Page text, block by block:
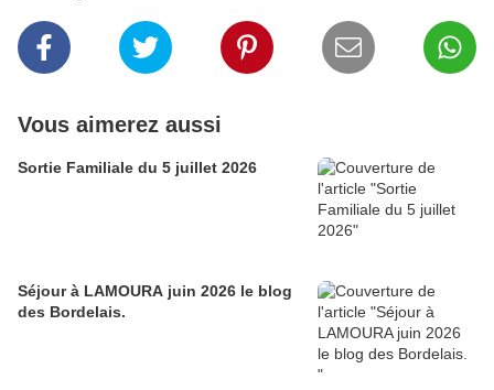
Vous aimerez aussi
Sortie Familiale du 5 juillet 2026
Séjour à LAMOURA juin 2026 le blog
des Bordelais.